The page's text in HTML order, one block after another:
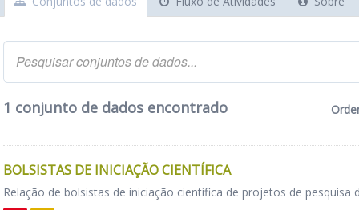
1 conjunto de dados encontrado
BOLSISTAS DE INICIAÇÃO CIENTÍFICA
Relação de bolsistas de iniciação científica de projetos de pesquisa